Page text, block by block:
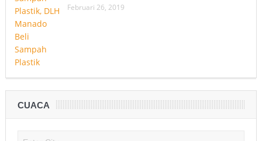
Februari 26, 2019
CUACA